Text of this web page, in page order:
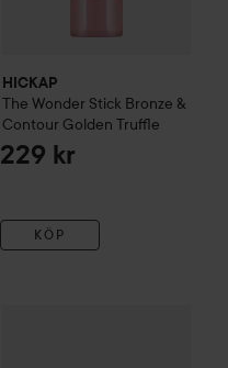
HICKAP
The Wonder Stick Bronze &
Contour Golden Truffle
229 kr
KÖP